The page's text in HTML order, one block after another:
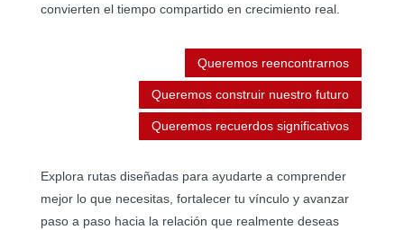
convierten el tiempo compartido en crecimiento real.
Queremos reencontrarnos
Queremos construir nuestro futuro
Queremos recuerdos significativos
Explora rutas diseñadas para ayudarte a comprender
mejor lo que necesitas, fortalecer tu vínculo y avanzar
paso a paso hacia la relación que realmente deseas